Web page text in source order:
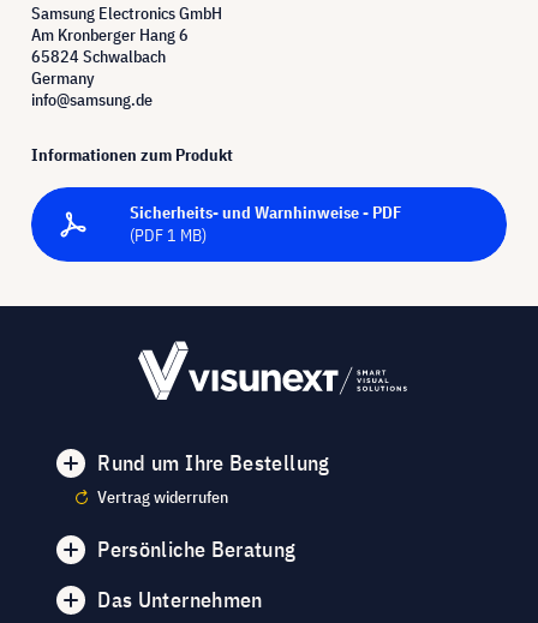
Samsung Electronics GmbH
Am Kronberger Hang 6
65824 Schwalbach
Germany
info@samsung.de
Informationen zum Produkt
Sicherheits- und Warnhinweise - PDF
(PDF 1 MB)
Rund um Ihre Bestellung
Vertrag widerrufen
Persönliche Beratung
Das Unternehmen